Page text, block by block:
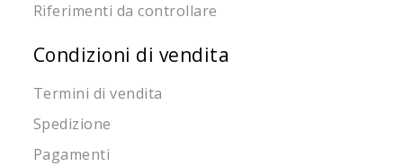
Riferimenti da controllare
Condizioni di vendita
Termini di vendita
Spedizione
Pagamenti